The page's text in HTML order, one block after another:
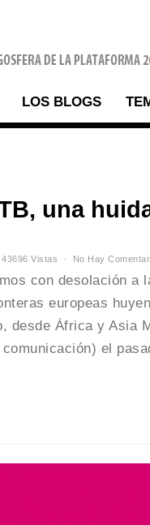
LOS BLOGS
una
43696 Vistas No Hay
con desolación a
europeas
desde África y Asia
el